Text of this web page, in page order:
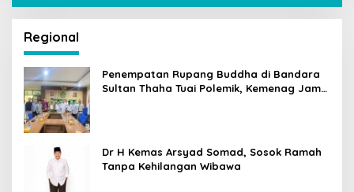
Regional
Penempatan Rupang Buddha di Bandara
Sultan Thaha Tuai Polemik, Kemenag Jambi
Dr H Kemas Arsyad Somad, Sosok Ramah
Tanpa Kehilangan Wibawa